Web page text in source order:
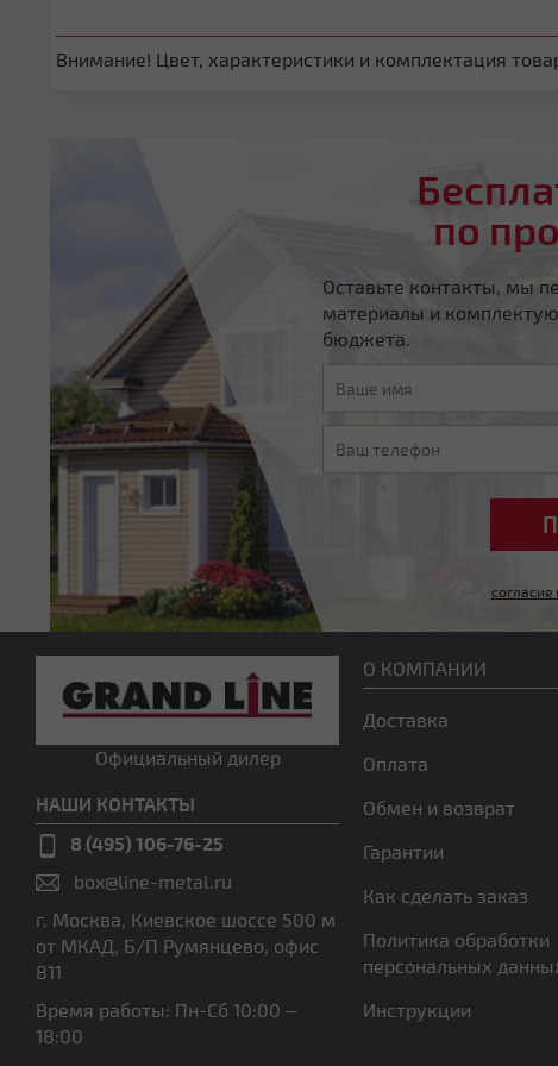
Внимание! Цвет, характеристики и комплектация
по
Оставьте контакты, мы
материалы и
бюджета.
Официальный дилер
НАШИ КОНТАКТЫ
8 (495) 106-76-25
box@line-metal.ru
г. Москва, Киевское шоссе 500 м
от МКАД, Б/П Румянцево, офис
811
Время работы: Пн-Сб 10:00 –
18:00
О КОМПАНИИ
Доставка
Оплата
Обмен и возврат
Гарантии
Как сделать заказ
Политика обработки
персональных
Инструкции